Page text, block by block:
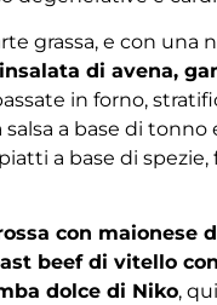
grassa, e con
insalata di avena,
in forno,
salsa a base di
a base di
con maionese
beef di vitello
dolce di Niko,